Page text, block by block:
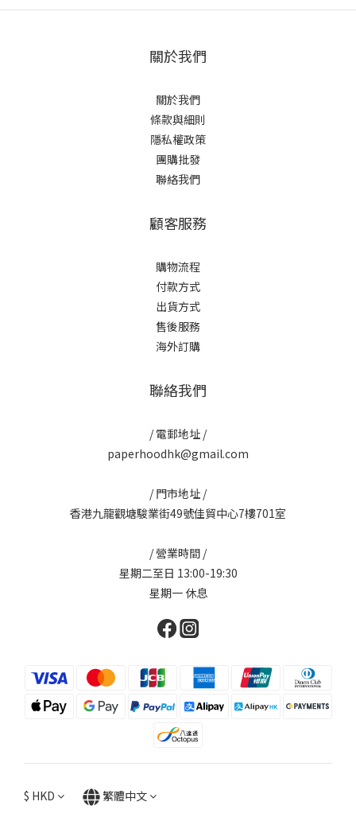
關於我們
關於我們
條款與細則
隱私權政策
團購批發
聯絡我們
顧客服務
購物流程
付款方式
出貨方式
售後服務
海外訂購
聯絡我們
/ 電郵地址 /
paperhoodhk@gmail.com
/ 門市地址 /
香港九龍觀塘駿業街49號佳貿中心7樓701室
/ 營業時間 /
星期二至日 13:00-19:30
星期一 休息
$ HKD 繁體中文